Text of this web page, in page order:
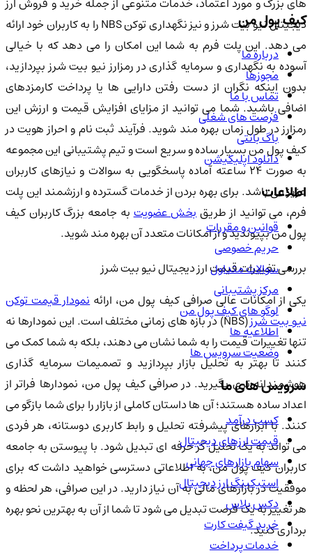
دیجیتال نیو بیت شرز و نیز نگهداری توکن NBS را به کاربران خود ارائه
می دهد. این پلت فرم به شما این امکان را می دهد که با خیالی
آسوده به نگهداری و سرمایه گذاری در رمزارز نیو بیت شرز بپردازید،
بدون اینکه نگران از دست رفتن دارایی ها یا پرداخت کارمزدهای
اضافی باشید. شما می توانید از مزایای افزایش قیمت و ارزش این
رمزارز در طول زمان بهره مند شوید. فرآیند ثبت نام و احراز هویت در
کیف پول من بسیار ساده و سریع است و تیم پشتیبانی این مجموعه
به صورت ۲۴ ساعته آماده پاسخگویی به سوالات و نیازهای کاربران
عزیز می باشد. برای بهره بردن از خدمات گسترده و ارزشمند این پلت
فرم، می توانید از طریقبخش عضویتبه جامعه بزرگ کاربران کیف
پول من بپیوندید و از امکانات متعدد آن بهره مند شوید.
بررسی تغییرات قیمت ارز دیجیتال نیو بیت شرز
یکی از امکانات عالی صرافی کیف پول من، ارائهنمودار قیمت توکن
نیو بیت شرز
(NBS) در بازه های زمانی مختلف است. این نمودارها نه
تنها تغییرات قیمت را به شما نشان می دهند، بلکه به شما کمک می
کنند تا بهتر به تحلیل بازار بپردازید و تصمیمات سرمایه گذاری
هوشمندانه تری بگیرید. در صرافی کیف پول من، نمودارها فراتر از
اعداد ساده هستند؛ آن ها داستان کاملی از بازار را برای شما بازگو می
کنند. با ابزارهای پیشرفته تحلیل و رابط کاربری دوستانه، هر فردی
می تواند به یک تحلیل گر حرفه ای تبدیل شود. با پیوستن به جامعه
کاربران کیف پول من، به اطلاعاتی دسترسی خواهید داشت که برای
موفقیت در بازارهای مالی به آن نیاز دارید. در این صرافی، هر لحظه و
هر تغییر به یک فرصت تبدیل می شود تا شما از آن به بهترین نحو بهره
برداری کنید.
کیف پول من
درباره ما
مجوزها
تماس با ما
فرصت های شغلی
باگ بانتی
دانلود اپلیکیشن
اطلاعات
قوانین و مقررات
حریم خصوصی
سوالات متداول
مرکز پشتیبانی
لوگو های کیف پول من
اطلاعیه ها
وضعیت سرویس ها
سرویس های ما
کسب درآمد
قیمت ارزهای دیجیتال
سهام بازارهای جهانی
استیکینگ ارز دیجیتال
دکس پلاس
خرید گیفت کارت
خدمات پرداخت